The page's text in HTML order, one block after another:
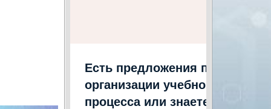
Есть предложения по
организации учебного
процесса или знаете,